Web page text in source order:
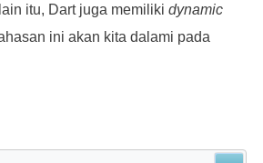
itu, Dart juga memiliki dynamic
ini akan kita dalami pada